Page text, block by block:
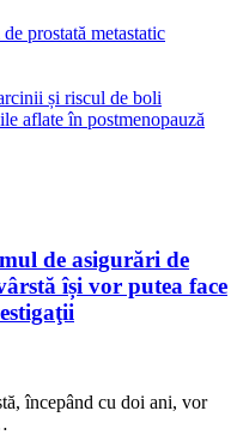
prostată metastatic
și riscul de boli
aflate în postmenopauză
de asigurări de
își vor putea face
începând cu doi ani, vor